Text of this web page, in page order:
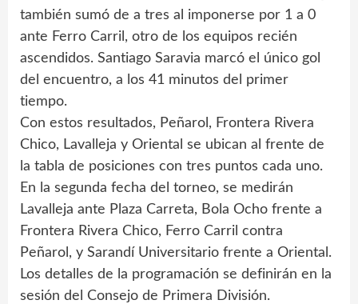
también sumó de a tres al imponerse por 1 a 0
ante Ferro Carril, otro de los equipos recién
ascendidos. Santiago Saravia marcó el único gol
del encuentro, a los 41 minutos del primer
tiempo.
Con estos resultados, Peñarol, Frontera Rivera
Chico, Lavalleja y Oriental se ubican al frente de
la tabla de posiciones con tres puntos cada uno.
En la segunda fecha del torneo, se medirán
Lavalleja ante Plaza Carreta, Bola Ocho frente a
Frontera Rivera Chico, Ferro Carril contra
Peñarol, y Sarandí Universitario frente a Oriental.
Los detalles de la programación se definirán en la
sesión del Consejo de Primera División.